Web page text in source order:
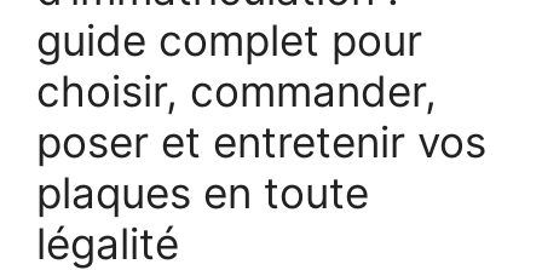
guide complet pour
choisir, commander,
poser et entretenir vos
plaques en toute
légalité